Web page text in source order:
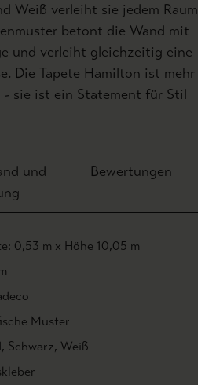
Weiß verleiht sie jedem Raum
betont die Wand mit
und verleiht gleichzeitig eine
Die Tapete Hamilton ist mehr
- sie ist ein Statement für Stil
und
Bewertungen
0,53 m x Höhe 10,05 m
Muster
, Schwarz, Weiß